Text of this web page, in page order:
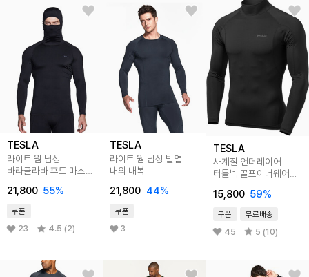
TESLA
라이트 웜 남성
바라클라바 후드 마스크
21,800 55%
쿠폰
23 4.5 (2)
TESLA
라이트 웜 남성 발열
내의 내복
21,800 44%
쿠폰
3
TESLA
사계절 언더레이어
터틀넥 골프이너웨어
15,800 59%
쿠폰 무료배송
45 5 (10)